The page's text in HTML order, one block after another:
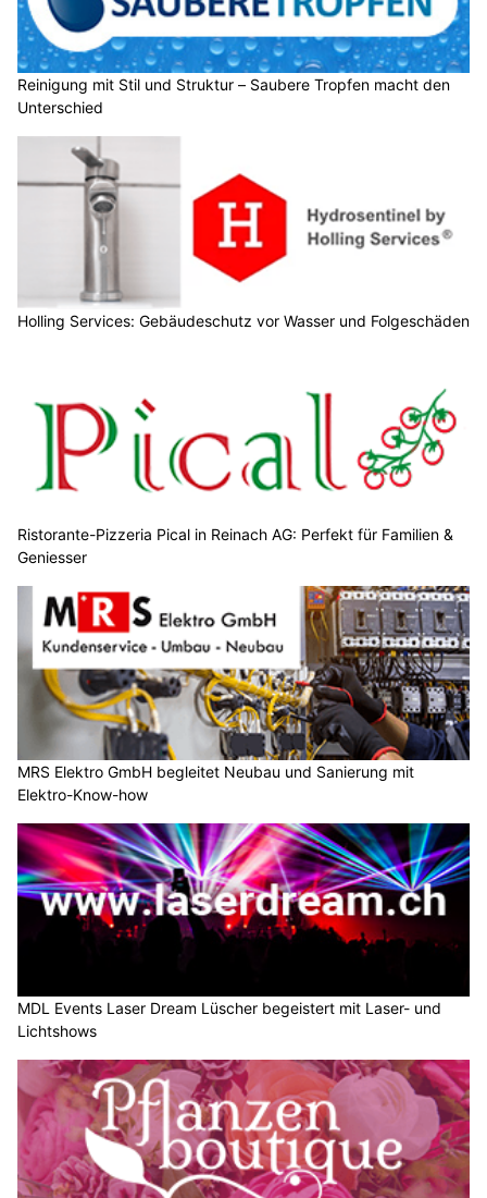
Reinigung mit Stil und Struktur – Saubere Tropfen macht den
Unterschied
Holling Services: Gebäudeschutz vor Wasser und Folgeschäden
Ristorante-Pizzeria Pical in Reinach AG: Perfekt für Familien &
Geniesser
MRS Elektro GmbH begleitet Neubau und Sanierung mit
Elektro-Know-how
MDL Events Laser Dream Lüscher begeistert mit Laser- und
Lichtshows